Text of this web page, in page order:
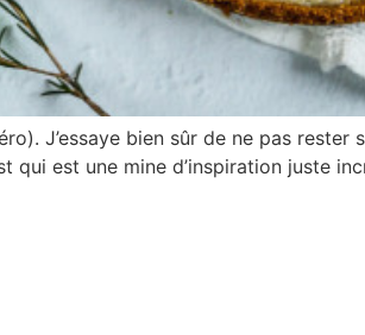
J’essaye bien sûr de ne pas
qui est une mine d’inspiration juste